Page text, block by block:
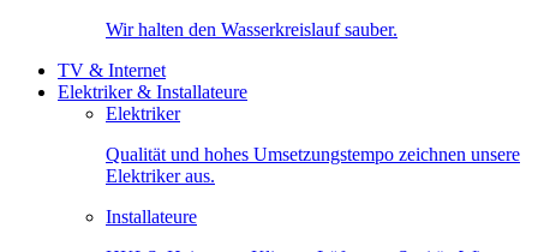
Wir halten den Wasserkreislauf sauber.
TV & Internet
Elektriker & Installateure
Elektriker
Qualität und hohes Umsetzungstempo zeichnen unsere
Elektriker aus.
Installateure